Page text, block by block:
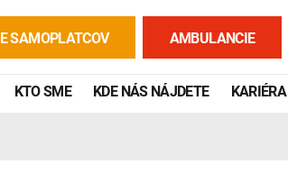
SAMOPLATCOV AMBULANCIE
KTO SME KDE NÁS NÁJDETE KARIÉRA